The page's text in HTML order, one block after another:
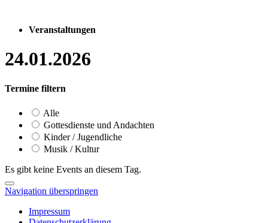
Veranstaltungen
24.01.2026
Termine filtern
Alle
Gottesdienste und Andachten
Kinder / Jugendliche
Musik / Kultur
Es gibt keine Events an diesem Tag.
Navigation überspringen
Impressum